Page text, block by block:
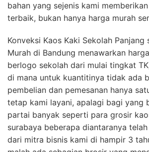
bahan yang sejenis kami
terbaik, bukan hanya harga murah
Konveksi Kaos Kaki Sekolah Panjang
Murah di Bandung menawarkan
berlogo sekolah dari mulai tingkat
di mana untuk kuantitinya tidak ada
pembelian dan pemesanan hanya
tetap kami layani, apalagi bagi yang
partai banyak seperti para grosir
surabaya beberapa diantaranya
dari mitra bisnis kami di hampir 3